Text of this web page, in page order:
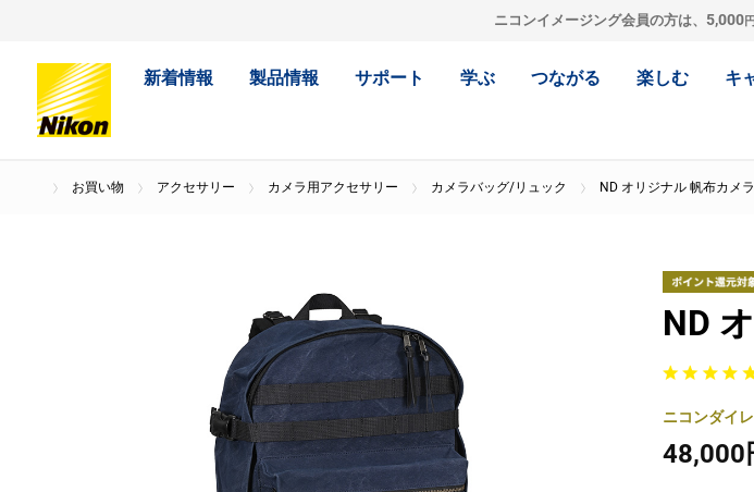
ニコンイメージング会員の方は、 5,000
新着情報 製品情報 サポート 学ぶ つながる 楽しむ キ
お買い物 アクセサリー カメラ用アクセサリー カメラバッグ/リュック ND オリジナル 帆布カメ
ND
ニコンダイ
48,000